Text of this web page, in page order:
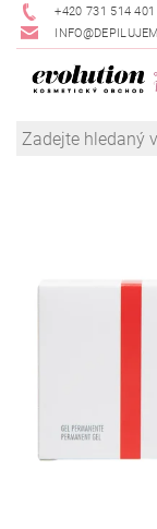
+420 731 514 401